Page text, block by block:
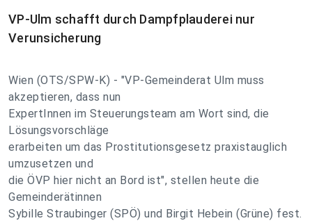
VP-Ulm schafft durch Dampfplauderei nur
Verunsicherung
Wien (OTS/SPW-K) - "VP-Gemeinderat Ulm muss
akzeptieren, dass nun
ExpertInnen im Steuerungsteam am Wort sind, die
Lösungsvorschläge
erarbeiten um das Prostitutionsgesetz praxistauglich
umzusetzen und
die ÖVP hier nicht an Bord ist", stellen heute die
Gemeinderätinnen
Sybille Straubinger (SPÖ) und Birgit Hebein (Grüne) fest.